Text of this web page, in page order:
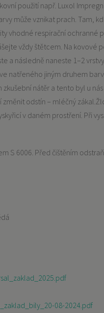
použití např. Luxol
může vznikat prach. Tam,
vhodné respirační ochranné
vždy štětcem. Na
a následně naneste 1–2
natřeného jiným druhem
nátěr a tento byl u
změnit odstín – mléčný
v daném prostření. Při
S 6006. Před čištěním
08-2024.pdf